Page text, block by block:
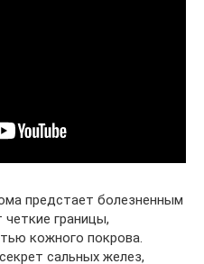
предстает болезненным
границы,
кожного покрова.
сальных желез,